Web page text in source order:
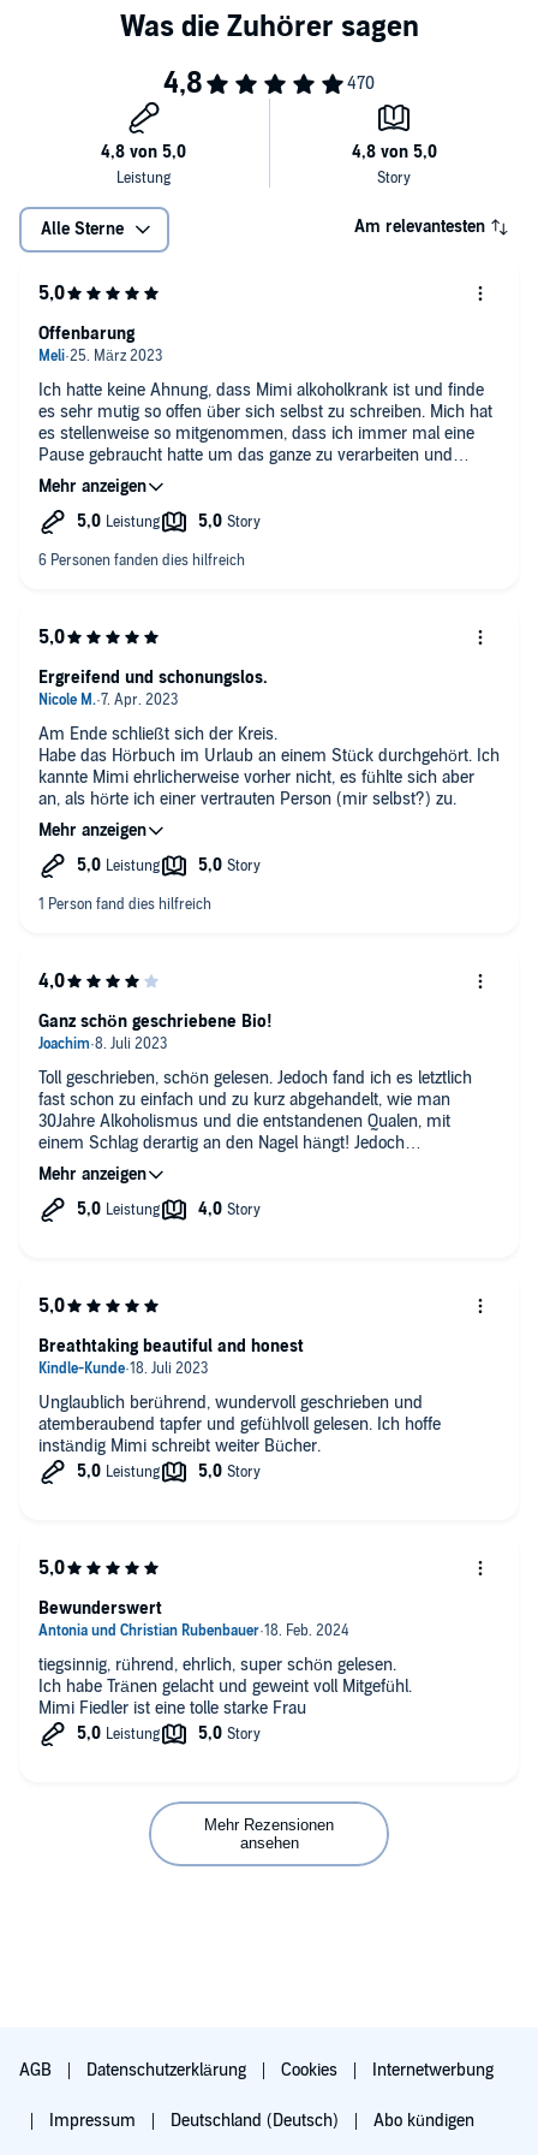
Droemer Knaur GmbH & Co. KG, München (P)2023 RBmedia Verlag
Alle Sterne Am relevantesten
Ich hatte keine Ahnung, dass Mimi alkoholkrank ist und finde
es sehr mutig so offen über sich selbst zu schreiben. Mich hat
es stellenweise so mitgenommen, dass ich immer mal eine
Pause gebraucht hatte um das ganze zu verarbeiten und
weiterzuhören. Ich wünsche Mimi alles Gute für Ihr Leben!
Danke für dein Buch liebe Mimi!
Offenbarung
Am Ende schließt sich der Kreis.
Habe das Hörbuch im Urlaub an einem Stück durchgehört. Ich
kannte Mimi ehrlicherweise vorher nicht, es fühlte sich aber
an, als hörte ich einer vertrauten Person (mir selbst?) zu.
Ergreifend und schonungslos.
Toll geschrieben, schön gelesen. Jedoch fand ich es letztlich
fast schon zu einfach und zu kurz abgehandelt, wie man
30Jahre Alkoholismus und die entstandenen Qualen, mit
einem Schlag derartig an den Nagel hängt! Jedoch
bemerkenswert, dass es dennoch so ist!
Ganz schön geschriebene Bio!
Unglaublich berührend, wundervoll geschrieben und
atemberaubend tapfer und gefühlvoll gelesen. Ich hoffe
inständig Mimi schreibt weiter Bücher.
Breathtaking beautiful and honest
tiegsinnig, rührend, ehrlich, super schön gelesen.
Ich habe Tränen gelacht und geweint voll Mitgefühl.
Mimi Fiedler ist eine tolle starke Frau
Bewunderswert
Mehr Rezensionen
ansehen
AGB Datenschutzerklärung Cookies Internetwerbung
Impressum Deutschland (Deutsch) Abo kündigen